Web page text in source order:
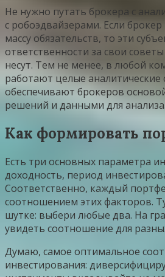
Не нужно путать брокера с
с робоэдвайзерами. Если
массу обязательств, то эти
ответственности за свои
несут. Тем не менее, в любой
работают целые аналитические
обеспечивают брокеров
решений и данными для анализа.
Как формировать
Есть три основных параметра
доходность, период
Соответственно, каждый
соотношением этих факторов.
шутке: выбери любые два. На
увидеть соотношение для
Думаю, самое оптимальное
инвестирования: